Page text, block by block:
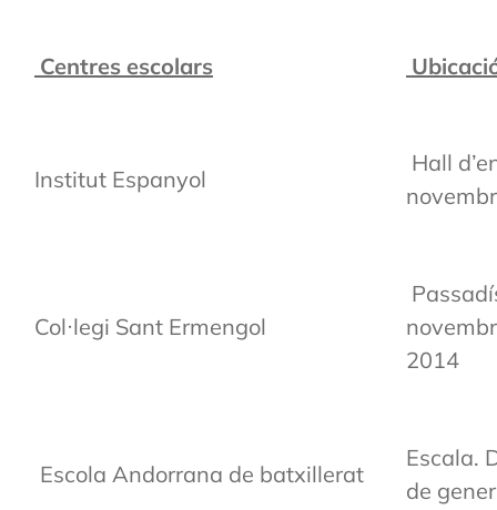
Centres escolars
Institut Espanyol
Hall
Col·legi Sant Ermengol
2014
Escola Andorrana de batxillerat
Escala.
de